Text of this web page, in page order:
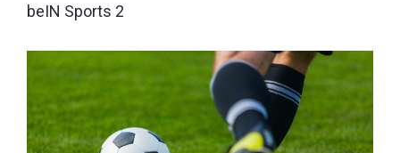
beIN Sports 2